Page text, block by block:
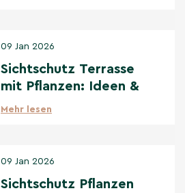
09 Jan 2026
Sichtschutz Terrasse
mit Pflanzen: Ideen &
beste Bäume
Mehr lesen
09 Jan 2026
Sichtschutz Pflanzen